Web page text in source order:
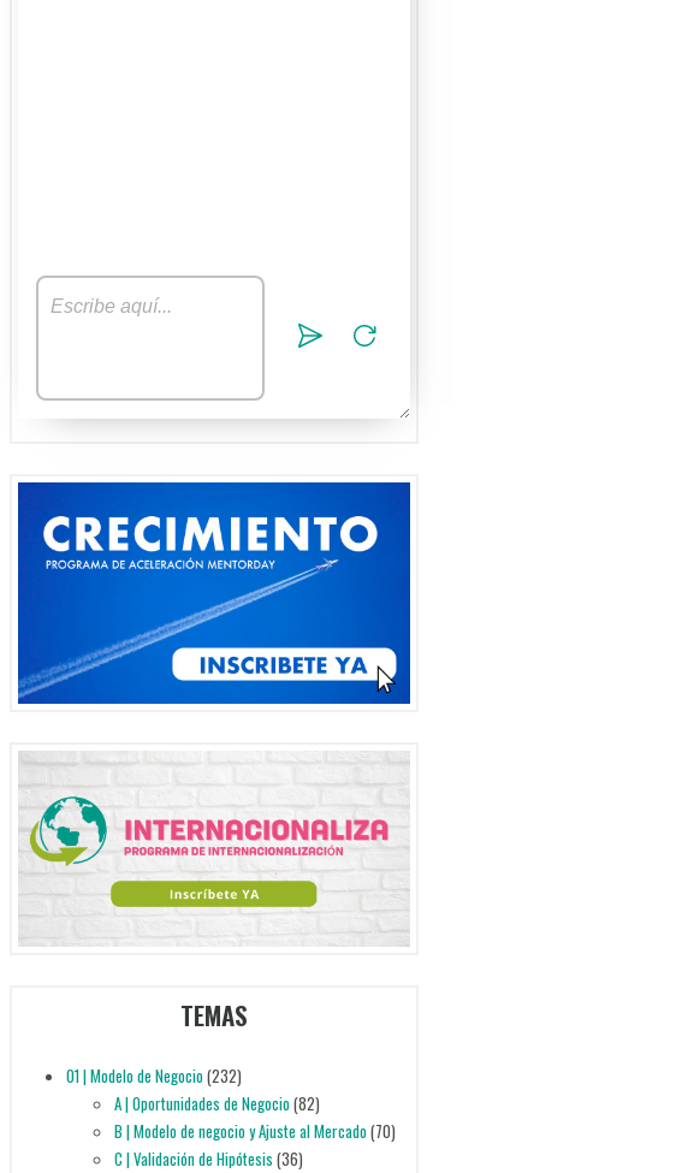
TEMAS
01 | Modelo de Negocio(232)
A | Oportunidades de Negocio(82)
B | Modelo de negocio y Ajuste al Mercado(70)
C | Validación de Hipótesis (36)